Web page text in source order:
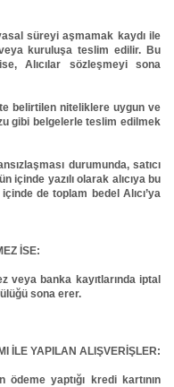
süreyi aşmamak kaydı ile
kuruluşa teslim edilir. Bu
Alıcılar sözleşmeyi sona
belirtilen niteliklere uygun ve
gibi belgelerle teslim edilmek
durumunda, satıcı
içinde yazılı olarak alıcıya bu
de toplam bedel Alıcı’ya
İSE:
veya banka kayıtlarında iptal
sona erer.
İLE YAPILAN ALIŞVERİŞLER:
ödeme yaptığı kredi kartının